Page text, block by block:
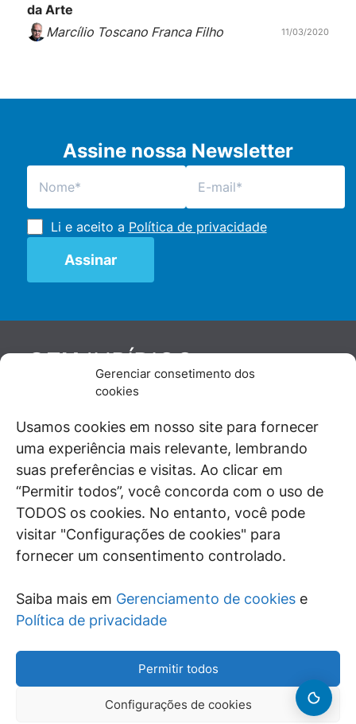
Gerenciar consetimento dos
cookies
Usamos cookies em nosso site para fornecer
uma experiência mais relevante, lembrando
suas preferências e visitas. Ao clicar em
“Permitir todos”, você concorda com o uso de
TODOS os cookies. No entanto, você pode
visitar "Configurações de cookies" para
fornecer um consentimento controlado.
Saiba mais em Gerenciamento de cookies e
Política de privacidade
Permitir todos
Configurações de cookies
da Arte
Marcílio Toscano Franca Filho
11/03/2020
Assine nossa Newsletter
Li e aceito a Política de privacidade
GENJURÍDICO
De maneira independente, os autores e
juristas e doutrinadores nacionais, se posicionam
diante de questões relevantes do cotidiano e
universo jurídico.
SIGA